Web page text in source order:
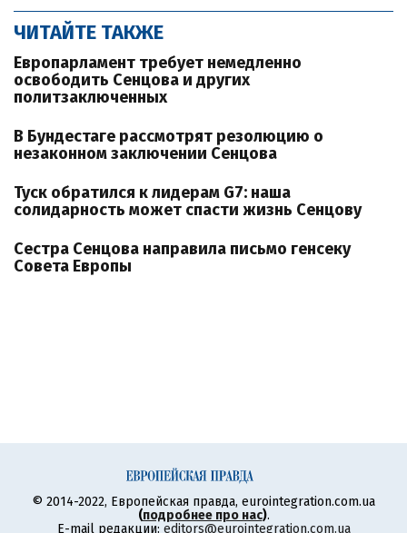
ЧИТАЙТЕ ТАКЖЕ
Европарламент требует немедленно
освободить Сенцова и других
политзаключенных
В Бундестаге рассмотрят резолюцию о
незаконном заключении Сенцова
Туск обратился к лидерам G7: наша
солидарность может спасти жизнь Сенцову
Сестра Сенцова направила письмо генсеку
Совета Европы
© 2014-2022, Европейская правда, eurointegration.com.ua
(подробнее про нас).
E-mail редакции: editors@eurointegration.com.ua